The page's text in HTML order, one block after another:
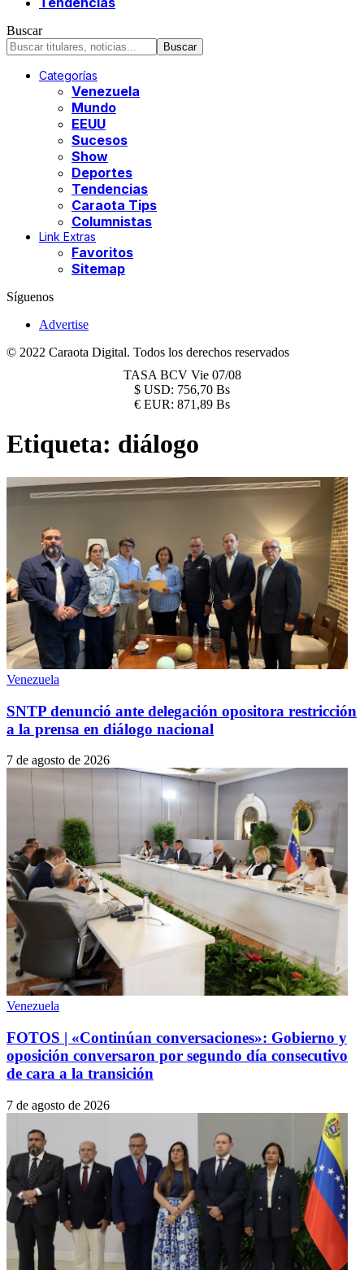
Buscar
Categorías
Venezuela
Mundo
EEUU
Sucesos
Show
Deportes
Tendencias
Caraota Tips
Columnistas
Link Extras
Favoritos
Sitemap
Síguenos
Advertise
© 2022 Caraota Digital. Todos los derechos reservados
TASA BCV Vie 07/08
$ USD: 756,70 Bs
€ EUR: 871,89 Bs
Etiqueta: diálogo
Venezuela
SNTP denunció ante delegación opositora restricción
a la prensa en diálogo nacional
7 de agosto de 2026
Venezuela
FOTOS | «Continúan conversaciones»: Gobierno y
oposición conversaron por segundo día consecutivo
de cara a la transición
7 de agosto de 2026